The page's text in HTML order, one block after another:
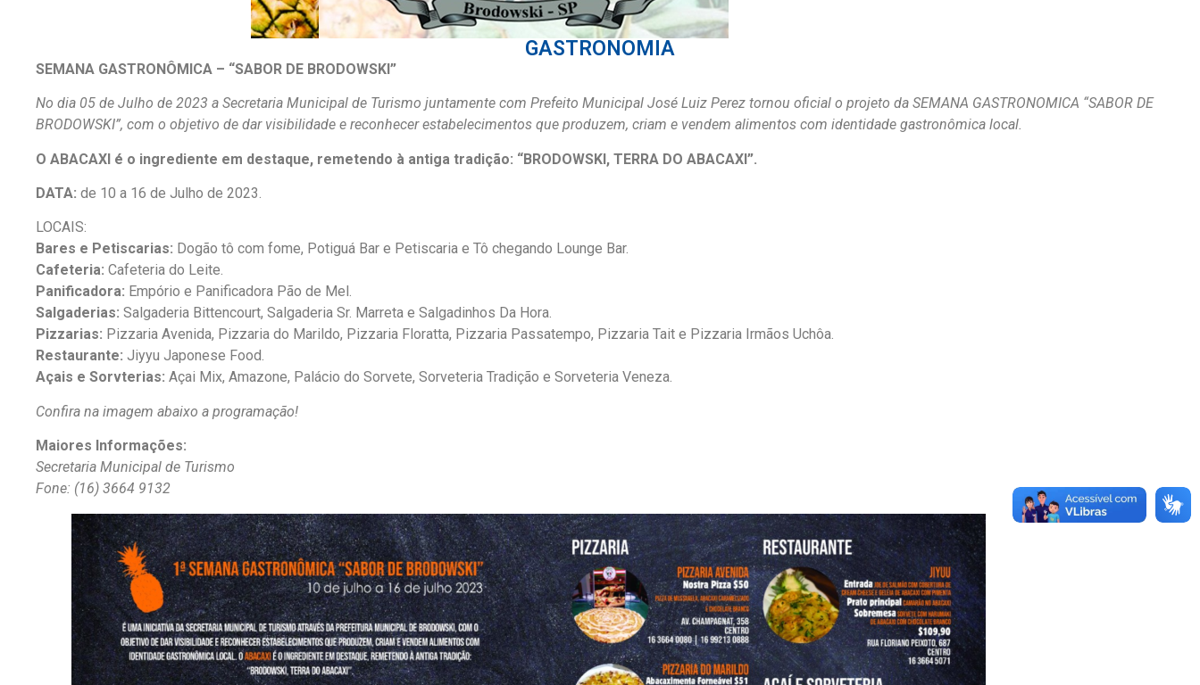
GASTRONOMIA
SEMANA GASTRONÔMICA – “SABOR DE BRODOWSKI”
No dia 05 de Julho de 2023 a Secretaria Municipal de Turismo juntamente com Prefeito Municipal José Luiz Perez tornou oficial o projeto da SEMANA GASTRONOMICA “SABOR DE
BRODOWSKI”, com o objetivo de dar visibilidade e reconhecer estabelecimentos que produzem, criam e vendem alimentos com identidade gastronômica local.
O ABACAXI é o ingrediente em destaque, remetendo à antiga tradição: “BRODOWSKI, TERRA DO ABACAXI”.
DATA: de 10 a 16 de Julho de 2023.
LOCAIS:
Bares e Petiscarias: Dogão tô com fome, Potiguá Bar e Petiscaria e Tô chegando Lounge Bar.
Cafeteria: Cafeteria do Leite.
Panificadora: Empório e Panificadora Pão de Mel.
Salgaderias: Salgaderia Bittencourt, Salgaderia Sr. Marreta e Salgadinhos Da Hora.
Pizzarias: Pizzaria Avenida, Pizzaria do Marildo, Pizzaria Floratta, Pizzaria Passatempo, Pizzaria Tait e Pizzaria Irmãos Uchôa.
Restaurante: Jiyyu Japonese Food.
Açais e Sorvterias: Açai Mix, Amazone, Palácio do Sorvete, Sorveteria Tradição e Sorveteria Veneza.
Confira na imagem abaixo a programação!
Maiores Informações:
Secretaria Municipal de Turismo
Fone: (16) 3664 9132